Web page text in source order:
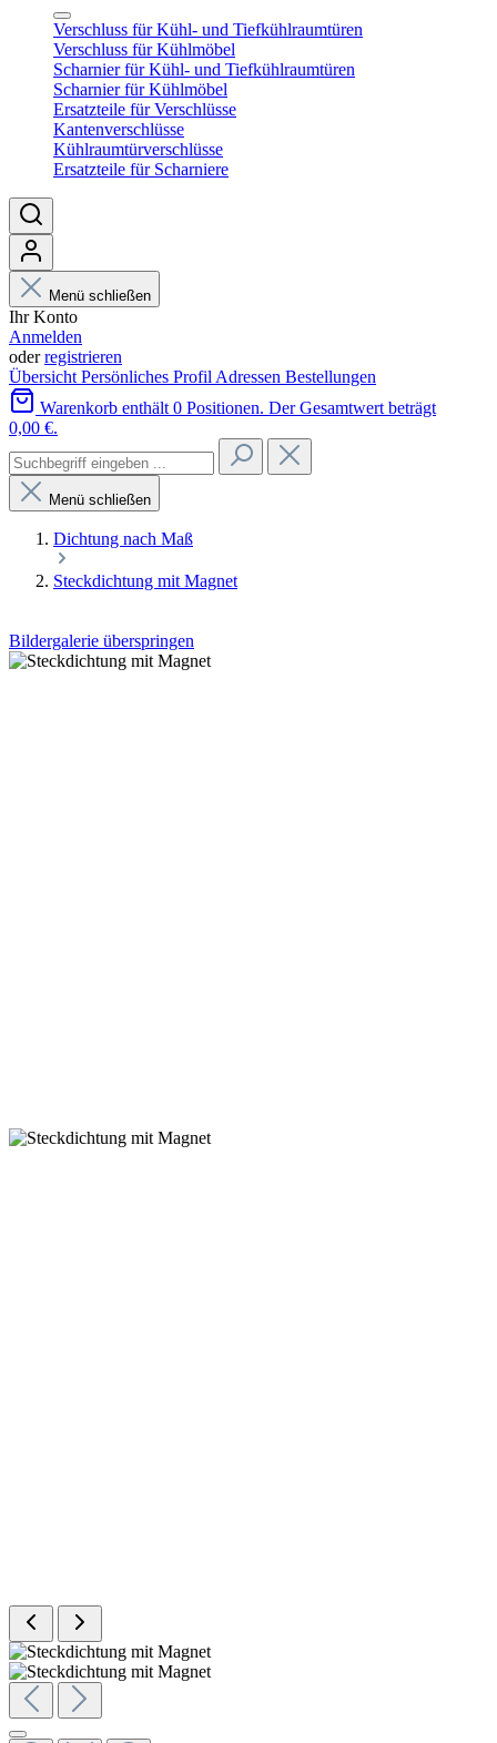
Verschluss für Kühl- und Tiefkühlraumtüren
Verschluss für Kühlmöbel
Scharnier für Kühl- und Tiefkühlraumtüren
Scharnier für Kühlmöbel
Ersatzteile für Verschlüsse
Kantenverschlüsse
Kühlraumtürverschlüsse
Ersatzteile für Scharniere
Menü schließen
Ihr Konto
Anmelden
oderregistrieren
Übersicht Persönliches Profil Adressen Bestellungen
Warenkorb enthält 0 Positionen. Der Gesamtwert beträgt
0,00 €.
Menü schließen
Dichtung nach Maß
Steckdichtung mit Magnet
Bildergalerie überspringen